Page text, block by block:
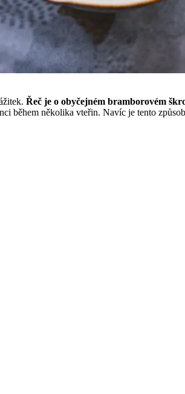
Řeč je o obyčejném bramborovém
během několika vteřin. Navíc je tento